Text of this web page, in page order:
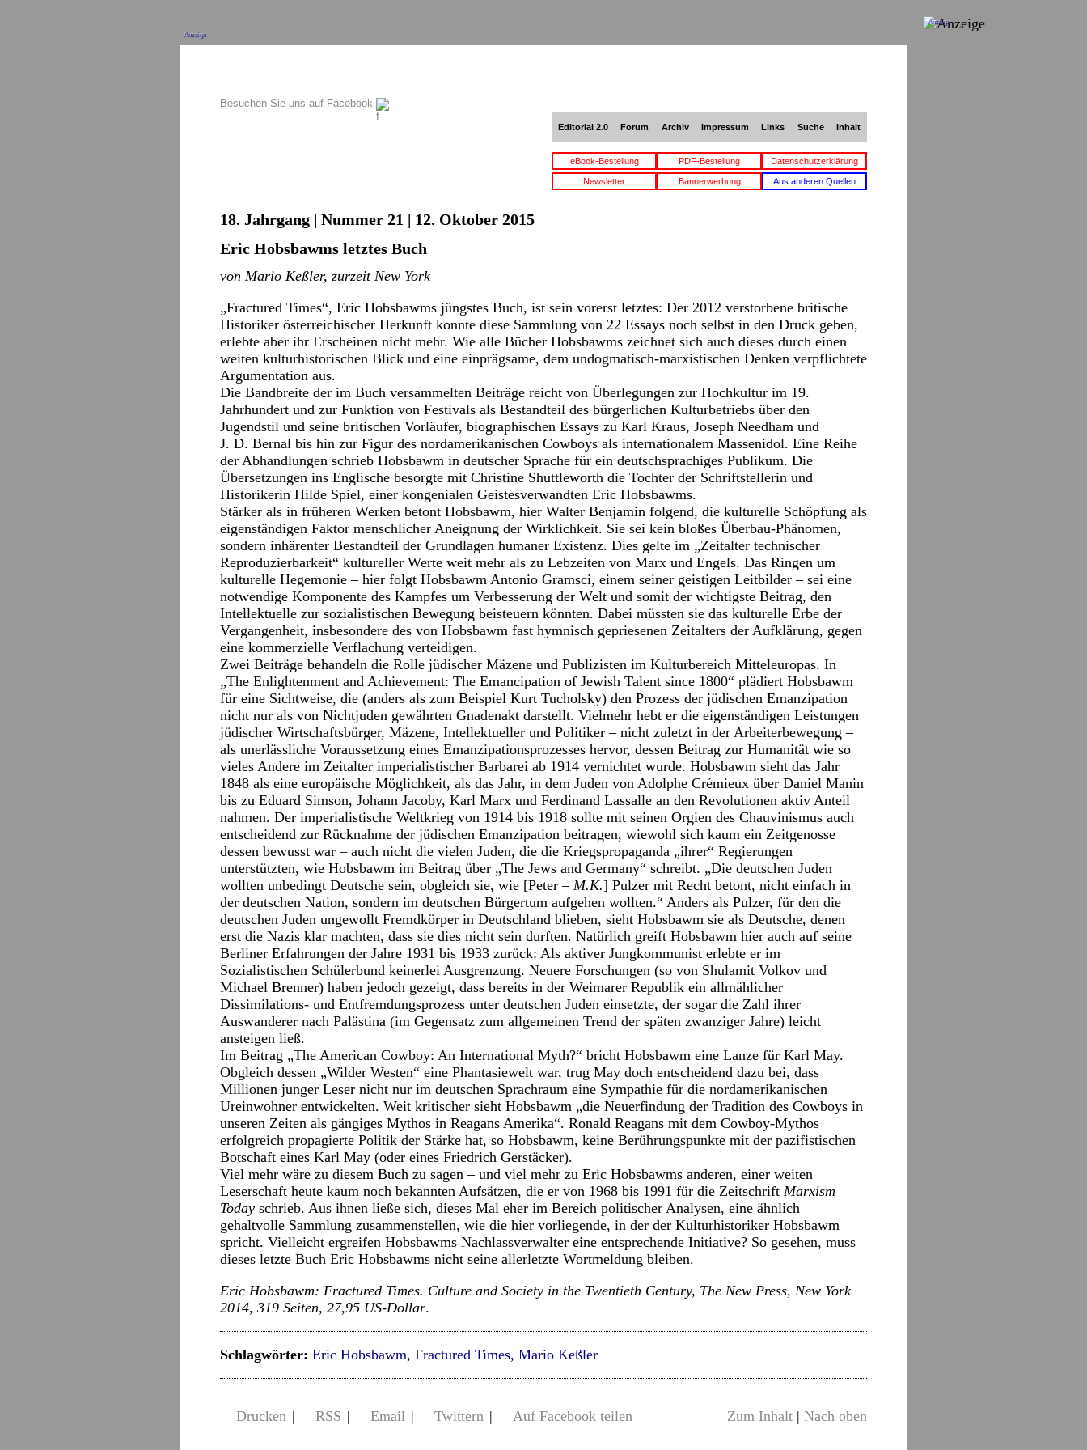
Anzeige
Besuchen Sie uns auf Facebook
Editorial 2.0 Forum Archiv Impressum Links Suche Inhalt
eBook-Bestellung PDF-Bestellung Datenschutzerklärung
Newsletter Bannerwerbung Aus anderen Quellen
18. Jahrgang | Nummer 21 | 12. Oktober 2015
Eric Hobsbawms letztes Buch
von Mario Keßler, zurzeit New York
„Fractured Times“, Eric Hobsbawms jüngstes Buch, ist sein vorerst letztes: Der 2012 verstorbene britische
Historiker österreichischer Herkunft konnte diese Sammlung von 22 Essays noch selbst in den Druck geben,
erlebte aber ihr Erscheinen nicht mehr. Wie alle Bücher Hobsbawms zeichnet sich auch dieses durch einen
weiten kulturhistorischen Blick und eine einprägsame, dem undogmatisch-marxistischen Denken verpflichtete
Argumentation aus.
Die Bandbreite der im Buch versammelten Beiträge reicht von Überlegungen zur Hochkultur im 19.
Jahrhundert und zur Funktion von Festivals als Bestandteil des bürgerlichen Kulturbetriebs über den
Jugendstil und seine britischen Vorläufer, biographischen Essays zu Karl Kraus, Joseph Needham und
J. D. Bernal bis hin zur Figur des nordamerikanischen Cowboys als internationalem Massenidol. Eine Reihe
der Abhandlungen schrieb Hobsbawm in deutscher Sprache für ein deutschsprachiges Publikum. Die
Übersetzungen ins Englische besorgte mit Christine Shuttleworth die Tochter der Schriftstellerin und
Historikerin Hilde Spiel, einer kongenialen Geistesverwandten Eric Hobsbawms.
Stärker als in früheren Werken betont Hobsbawm, hier Walter Benjamin folgend, die kulturelle Schöpfung als
eigenständigen Faktor menschlicher Aneignung der Wirklichkeit. Sie sei kein bloßes Überbau-Phänomen,
sondern inhärenter Bestandteil der Grundlagen humaner Existenz. Dies gelte im „Zeitalter technischer
Reproduzierbarkeit“ kultureller Werte weit mehr als zu Lebzeiten von Marx und Engels. Das Ringen um
kulturelle Hegemonie – hier folgt Hobsbawm Antonio Gramsci, einem seiner geistigen Leitbilder – sei eine
notwendige Komponente des Kampfes um Verbesserung der Welt und somit der wichtigste Beitrag, den
Intellektuelle zur sozialistischen Bewegung beisteuern könnten. Dabei müssten sie das kulturelle Erbe der
Vergangenheit, insbesondere des von Hobsbawm fast hymnisch gepriesenen Zeitalters der Aufklärung, gegen
eine kommerzielle Verflachung verteidigen.
Zwei Beiträge behandeln die Rolle jüdischer Mäzene und Publizisten im Kulturbereich Mitteleuropas. In
„The Enlightenment and Achievement: The Emancipation of Jewish Talent since 1800“ plädiert Hobsbawm
für eine Sichtweise, die (anders als zum Beispiel Kurt Tucholsky) den Prozess der jüdischen Emanzipation
nicht nur als von Nichtjuden gewährten Gnadenakt darstellt. Vielmehr hebt er die eigenständigen Leistungen
jüdischer Wirtschaftsbürger, Mäzene, Intellektueller und Politiker – nicht zuletzt in der Arbeiterbewegung –
als unerlässliche Voraussetzung eines Emanzipationsprozesses hervor, dessen Beitrag zur Humanität wie so
vieles Andere im Zeitalter imperialistischer Barbarei ab 1914 vernichtet wurde. Hobsbawm sieht das Jahr
1848 als eine europäische Möglichkeit, als das Jahr, in dem Juden von Adolphe Crémieux über Daniel Manin
bis zu Eduard Simson, Johann Jacoby, Karl Marx und Ferdinand Lassalle an den Revolutionen aktiv Anteil
nahmen. Der imperialistische Weltkrieg von 1914 bis 1918 sollte mit seinen Orgien des Chauvinismus auch
entscheidend zur Rücknahme der jüdischen Emanzipation beitragen, wiewohl sich kaum ein Zeitgenosse
dessen bewusst war – auch nicht die vielen Juden, die die Kriegspropaganda „ihrer“ Regierungen
unterstützten, wie Hobsbawm im Beitrag über „The Jews and Germany“ schreibt. „Die deutschen Juden
wollten unbedingt Deutsche sein, obgleich sie, wie [Peter – M.K.] Pulzer mit Recht betont, nicht einfach in
der deutschen Nation, sondern im deutschen Bürgertum aufgehen wollten.“ Anders als Pulzer, für den die
deutschen Juden ungewollt Fremdkörper in Deutschland blieben, sieht Hobsbawm sie als Deutsche, denen
erst die Nazis klar machten, dass sie dies nicht sein durften. Natürlich greift Hobsbawm hier auch auf seine
Berliner Erfahrungen der Jahre 1931 bis 1933 zurück: Als aktiver Jungkommunist erlebte er im
Sozialistischen Schülerbund keinerlei Ausgrenzung. Neuere Forschungen (so von Shulamit Volkov und
Michael Brenner) haben jedoch gezeigt, dass bereits in der Weimarer Republik ein allmählicher
Dissimilations- und Entfremdungsprozess unter deutschen Juden einsetzte, der sogar die Zahl ihrer
Auswanderer nach Palästina (im Gegensatz zum allgemeinen Trend der späten zwanziger Jahre) leicht
ansteigen ließ.
Im Beitrag „The American Cowboy: An International Myth?“ bricht Hobsbawm eine Lanze für Karl May.
Obgleich dessen „Wilder Westen“ eine Phantasiewelt war, trug May doch entscheidend dazu bei, dass
Millionen junger Leser nicht nur im deutschen Sprachraum eine Sympathie für die nordamerikanischen
Ureinwohner entwickelten. Weit kritischer sieht Hobsbawm „die Neuerfindung der Tradition des Cowboys in
unseren Zeiten als gängiges Mythos in Reagans Amerika“. Ronald Reagans mit dem Cowboy-Mythos
erfolgreich propagierte Politik der Stärke hat, so Hobsbawm, keine Berührungspunkte mit der pazifistischen
Botschaft eines Karl May (oder eines Friedrich Gerstäcker).
Viel mehr wäre zu diesem Buch zu sagen – und viel mehr zu Eric Hobsbawms anderen, einer weiten
Leserschaft heute kaum noch bekannten Aufsätzen, die er von 1968 bis 1991 für die Zeitschrift Marxism
Today schrieb. Aus ihnen ließe sich, dieses Mal eher im Bereich politischer Analysen, eine ähnlich
gehaltvolle Sammlung zusammenstellen, wie die hier vorliegende, in der der Kulturhistoriker Hobsbawm
spricht. Vielleicht ergreifen Hobsbawms Nachlassverwalter eine entsprechende Initiative? So gesehen, muss
dieses letzte Buch Eric Hobsbawms nicht seine allerletzte Wortmeldung bleiben.
Eric Hobsbawm: Fractured Times. Culture and Society in the Twentieth Century, The New Press, New York
2014, 319 Seiten, 27,95 US-Dollar.
Schlagwörter: Eric Hobsbawm, Fractured Times, Mario Keßler
Drucken | RSS | Email | Twittern | Auf Facebook teilen Zum Inhalt | Nach oben
Anzeige